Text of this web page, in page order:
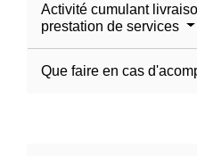
Activité cumulant
prestation de services
Que faire en cas